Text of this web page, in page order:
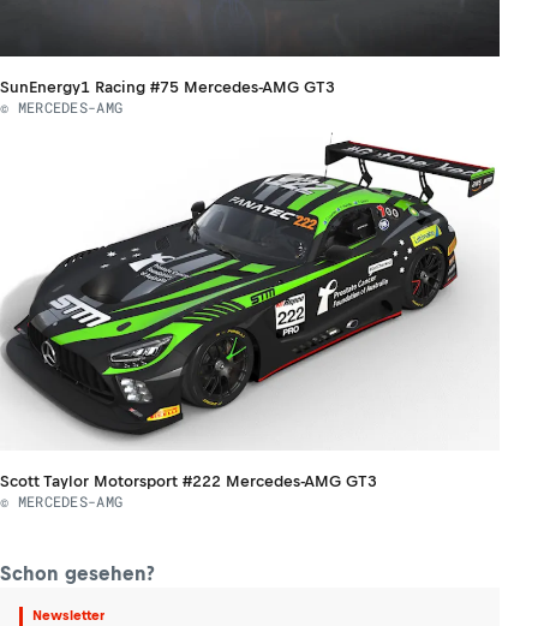
SunEnergy1 Racing #75 Mercedes-AMG GT3
© MERCEDES-AMG
Scott Taylor Motorsport #222 Mercedes-AMG GT3
© MERCEDES-AMG
Schon gesehen?
Newsletter